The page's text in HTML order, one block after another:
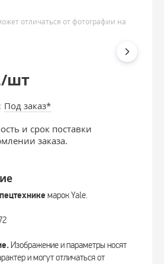
отличаться от фотографии на
шт
Под заказ*
и срок поставки
заказа.
марок Yale.
Изображение и параметры носят
и могут отличаться от